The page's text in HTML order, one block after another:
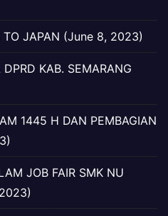
TO JAPAN (June 8, 2023)
KAB. SEMARANG
1445 H DAN PEMBAGIAN
JOB FAIR SMK NU